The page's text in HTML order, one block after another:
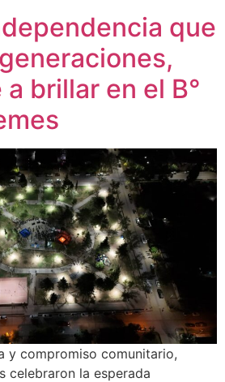
que
brillar en el B°
y compromiso comunitario,
celebraron la esperada